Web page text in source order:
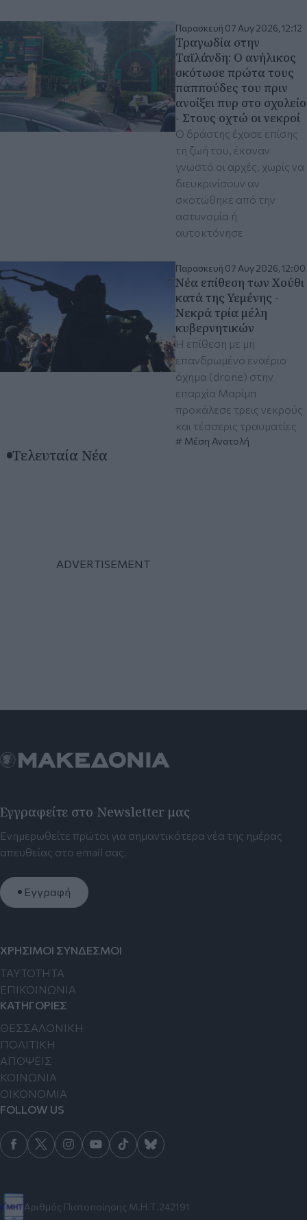
Παρασκευή 07 Αυγ 2026, 12:12
Τραγωδία στην
Ταϊλάνδη: Ο ανήλικος
σκότωσε πρώτα τους
παππούδες του πριν
ανοίξει πυρ στο σχολείο
- Στους οχτώ οι νεκροί
Ο δράστης έχασε επίσης
τη ζωή του, έκαναν
γνωστό οι αρχές, χωρίς να
διευκρινίσουν αν
σκοτώθηκε από την
αστυνομία ή
αυτοκτόνησε
Παρασκευή 07 Αυγ 2026, 12:00
Νέα επίθεση των Χούθι
κατά της Υεμένης -
Νεκρά τρία μέλη
κυβερνητικών
Η επίθεση με μη
επανδρωμένο εναέριο
όχημα (drone) στην
επαρχία Μαρίμπ
προκάλεσε τρεις νεκρούς
και τέσσερις τραυματίες
Μέση Ανατολή
Τελευταία Νέα
Εγγραφείτε στο Newsletter μας
Ενημερωθείτε πρώτοι για σημαντικότερα νέα της ημέρας
απευθείας στο email σας.
Εγγραφή
Αριθμός Πιστοποίησης Μ.Η.Τ.242191
ΧΡΗΣΙΜΟΙ ΣΥΝΔΕΣΜΟΙ
TAYTOTHTA
ΕΠΙΚΟΙΝΩΝΙΑ
ΚΑΤΗΓΟΡΙΕΣ
ΘΕΣΣΑΛΟΝΙΚΗ
ΠΟΛΙΤΙΚΗ
ΑΠΟΨΕΙΣ
ΚΟΙΝΩΝΙΑ
ΟΙΚΟΝΟΜΙΑ
FOLLOW US